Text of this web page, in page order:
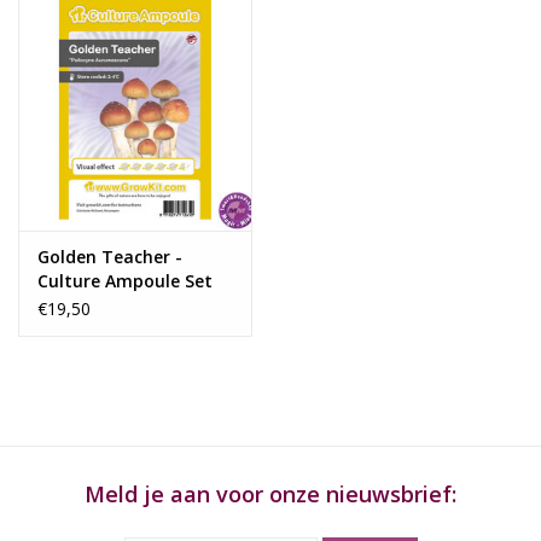
Ampoule schoon met een schone, natte doek. Wij raden aan
om een alcoholdoekje te gebruiken om eventuele bacteriën te
elimineren.
Stap 2
De bijgeleverde spuit is steriel verpakt. Zorg ervoor dat deze niet
besmet raakt en open deze in een schone omgeving.
Stap 3
Draai het dopje van de Culture Ampoule iets los zodat deze niet
vacuüm trekt tijdens het vullen van de spuit.
Stap 4
groeien. Binnen enkele dagen zal het mycelium zichtbaar
Golden Teacher -
Culture Ampoule Set
€19,50
Meld je aan voor onze nieuwsbrief: